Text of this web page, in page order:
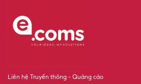
Liên hệ Truyền thông - Quảng cáo